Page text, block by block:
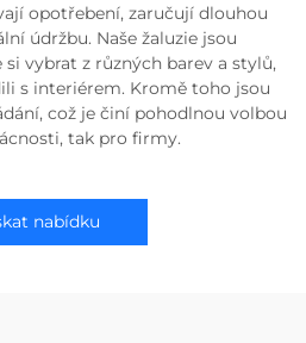
opotřebení, zaručují dlouhou
údržbu. Naše žaluzie jsou
vybrat z různých barev a stylů,
s interiérem. Kromě toho jsou
což je činí pohodlnou volbou
tak pro firmy.
nabídku